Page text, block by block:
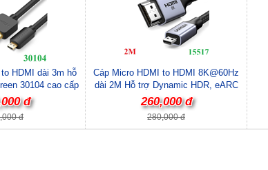
HDMI dài 3m hỗ
30104 cao cấp
đ
đ
Cáp Micro HDMI to HDMI 8K@60Hz
dài 2M Hỗ trợ Dynamic HDR, eARC
Ugreen 15517 cao cấp
260,000 đ
280,000 đ